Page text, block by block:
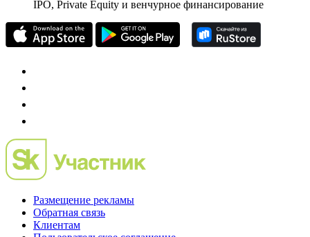
проект о российском рынке M&A
Preqveca.ru